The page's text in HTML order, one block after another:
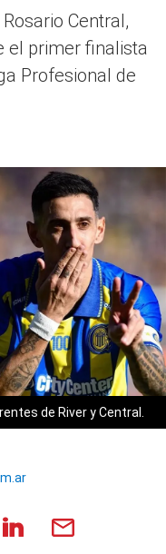
Central,
el primer finalista
Profesional de
de River y Central.